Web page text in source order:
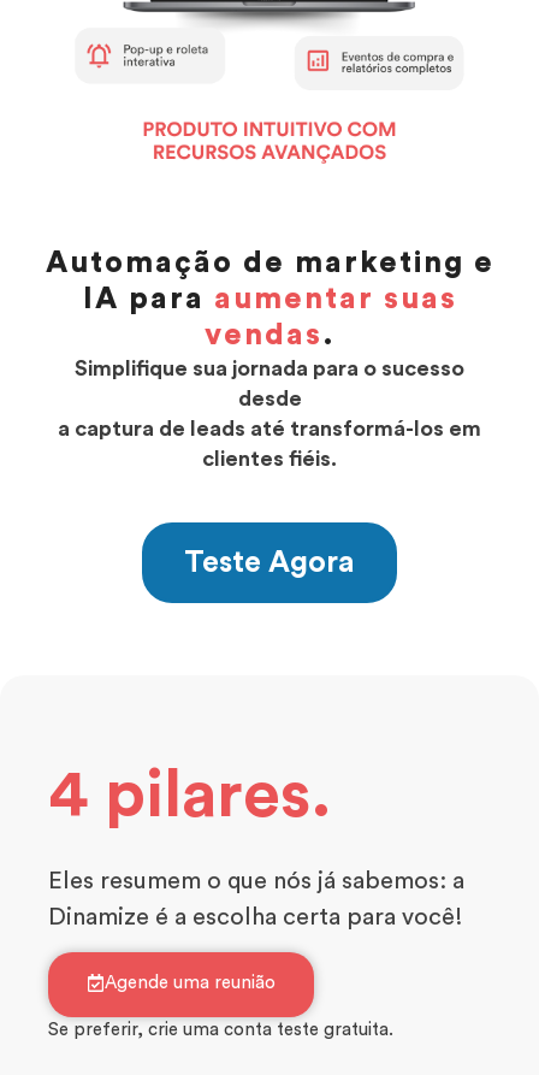
Automação de marketing e
IA para aumentar suas
vendas .
Simplifique sua jornada para o sucesso
desde
a captura de leads até transformá-los em
clientes fiéis.
Teste Agora
4 pilares.
Eles resumem o que nós já sabemos: a
Dinamize é a escolha certa para você!
Agende uma reunião
Se preferir, crie uma conta teste gratuita.